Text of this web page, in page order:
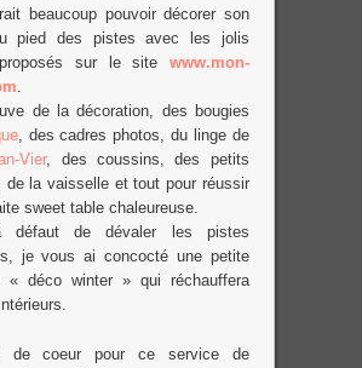
beaucoup pouvoir décorer son
pied des pistes avec les jolis
sur le site
www.mon-
de la décoration, des bougies
, des cadres photos, du linge de
Vier, des coussins, des petits
de la vaisselle et tout pour réussir
sweet table chaleureuse.
défaut de dévaler les pistes
je vous ai concocté une petite
« déco winter » qui réchauffera
de coeur pour ce service de